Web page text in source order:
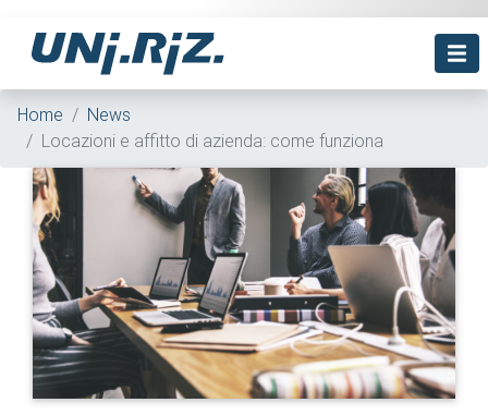
Home
News
Locazioni e affitto di azienda: come funziona